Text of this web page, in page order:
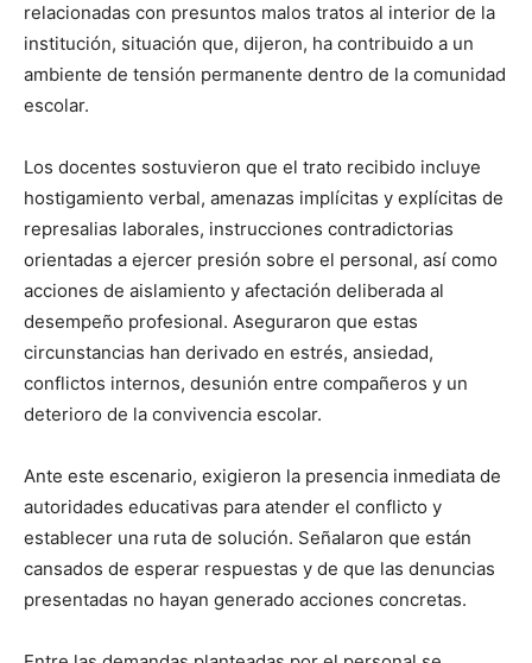
relacionadas con presuntos malos tratos al interior de la
institución, situación que, dijeron, ha contribuido a un
ambiente de tensión permanente dentro de la comunidad
escolar.
Los docentes sostuvieron que el trato recibido incluye
hostigamiento verbal, amenazas implícitas y explícitas de
represalias laborales, instrucciones contradictorias
orientadas a ejercer presión sobre el personal, así como
acciones de aislamiento y afectación deliberada al
desempeño profesional. Aseguraron que estas
circunstancias han derivado en estrés, ansiedad,
conflictos internos, desunión entre compañeros y un
deterioro de la convivencia escolar.
Ante este escenario, exigieron la presencia inmediata de
autoridades educativas para atender el conflicto y
establecer una ruta de solución. Señalaron que están
cansados de esperar respuestas y de que las denuncias
presentadas no hayan generado acciones concretas.